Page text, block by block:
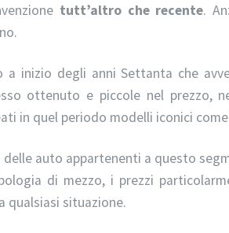
tutt’altro che recente.
inizio degli anni Settanta che
ottenuto e piccole nel prezzo,
in quel periodo modelli iconici come
auto appartenenti a questo
di mezzo, i prezzi
a qualsiasi situazione.